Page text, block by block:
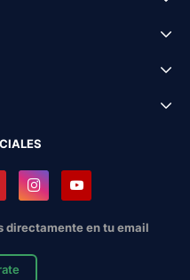
directamente en tu email